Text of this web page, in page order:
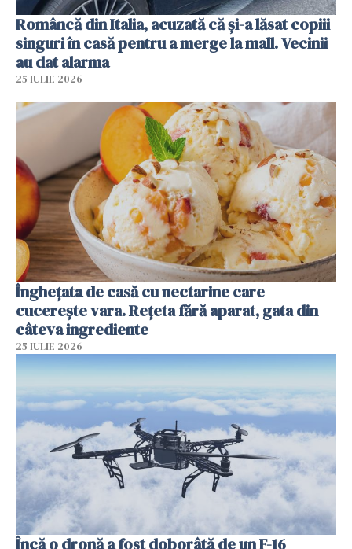
Româncă din Italia, acuzată că și-a lăsat copiii
singuri în casă pentru a merge la mall. Vecinii
au dat alarma
25 IULIE 2026
Înghețata de casă cu nectarine care
cucerește vara. Rețeta fără aparat, gata din
câteva ingrediente
25 IULIE 2026
Încă o dronă a fost doborâtă de un F-16